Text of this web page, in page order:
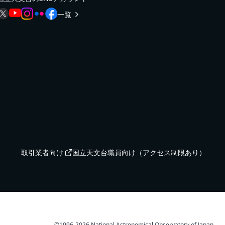
一覧
取引業者向け 国立天文台職員向け（アクセス制限あり）